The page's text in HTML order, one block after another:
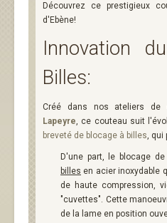
Découvrez ce prestigieux
d'Ebène!
Innovation
Billes:
Créé dans nos ateliers de
Lapeyre, ce couteau suit
breveté de blocage à billes, qui
D'une part, le blocage
billes en acier inoxydable
de haute compression,
"cuvettes". Cette
de la lame en position